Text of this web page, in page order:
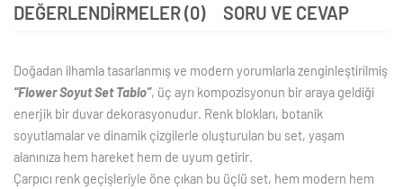
DEĞERLENDIRMELER (0)
SORU VE CEVAP
Doğadan ilhamla tasarlanmış ve modern yorumlarla zenginleştirilmiş
“Flower Soyut Set Tablo”, üç ayrı kompozisyonun bir araya geldiği
enerjik bir duvar dekorasyonudur. Renk blokları, botanik
soyutlamalar ve dinamik çizgilerle oluşturulan bu set, yaşam
alanınıza hem hareket hem de uyum getirir.
Çarpıcı renk geçişleriyle öne çıkan bu üçlü set, hem modern hem